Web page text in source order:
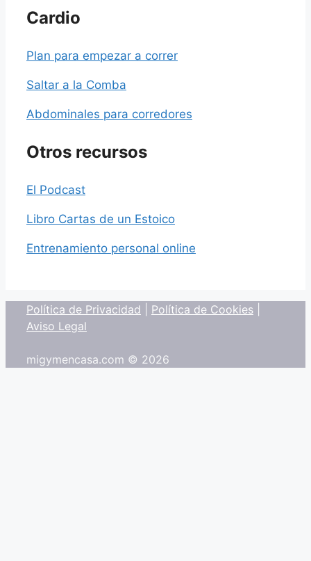
Cardio
Plan para empezar a correr
Saltar a la Comba
Abdominales para corredores
Otros recursos
El Podcast
Libro Cartas de un Estoico
Entrenamiento personal online
Política de Privacidad Política de Cookies
Aviso Legal
migymencasa.com © 2026